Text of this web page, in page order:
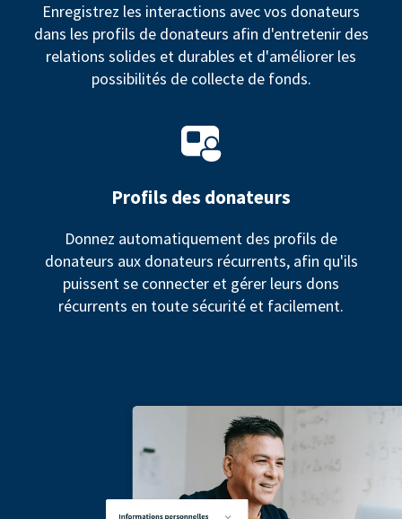
Enregistrez les interactions avec vos donateurs
dans les profils de donateurs afin d'entretenir des
relations solides et durables et d'améliorer les
possibilités de collecte de fonds.
Profils des donateurs
Donnez automatiquement des profils de
donateurs aux donateurs récurrents, afin qu'ils
puissent se connecter et gérer leurs dons
récurrents en toute sécurité et facilement.